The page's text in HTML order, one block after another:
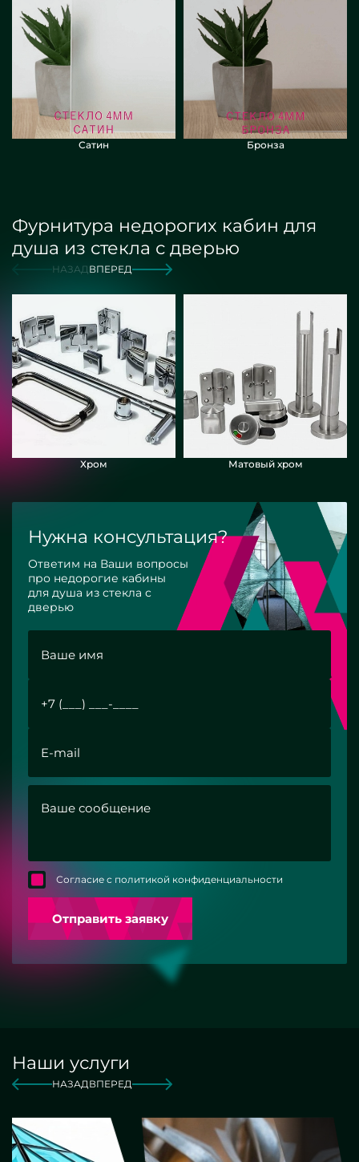
Сатин Бронза
Фурнитура недорогих кабин для
душа из стекла с дверью
НАЗАДВПЕРЕД
Хром Матовый хром
Нужна консультация?
Ответим на Ваши вопросы
про недорогие кабины
для душа из стекла с
дверью
Согласие с политикой конфиденциальности
Отправить заявку
Наши услуги
НАЗАДВПЕРЕД